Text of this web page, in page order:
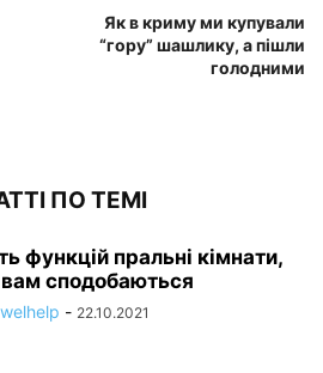
Як в криму ми купували
“гору” шашлику, а пішли
голодними
ПО ТЕМІ
функцій пральні кімнати,
вам сподобаються
- 22.10.2021